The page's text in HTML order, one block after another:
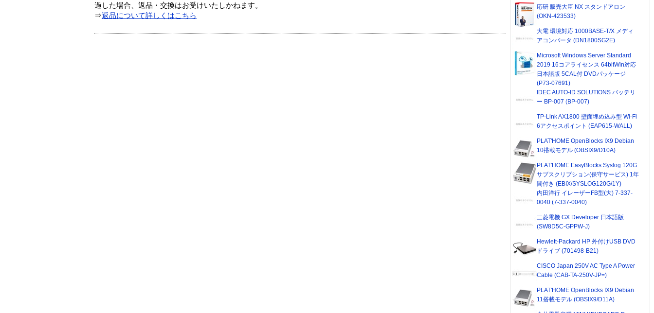
過した場合、返品・交換はお受けいたしかねます。
⇒返品について詳しくはこちら
応研 販売大臣 NX スタンドアロン
(OKN-423533)
大電 環境対応 1000BASE-T/X メディ
アコンバータ (DN1800SG2E)
Microsoft Windows Server Standard
2019 16コアライセンス 64bitWin対応
日本語版 5CAL付 DVDパッケージ
(P73-07691)
IDEC AUTO-ID SOLUTIONS バッテリ
ー BP-007 (BP-007)
TP-Link AX1800 壁面埋め込み型 Wi-Fi
6アクセスポイント (EAP615-WALL)
PLAT'HOME OpenBlocks IX9 Debian
10搭載モデル (OBSIX9/D10A)
PLAT'HOME EasyBlocks Syslog 120G
サブスクリプション(保守サービス) 1年
間付き (EBIX/SYSLOG120G/1Y)
内田洋行 イレーザーFB型(大) 7-337-
0040 (7-337-0040)
三菱電機 GX Developer 日本語版
(SW8D5C-GPPW-J)
Hewlett-Packard HP 外付けUSB DVD
ドライブ (701498-B21)
CISCO Japan 250V AC Type A Power
Cable (CAB-TA-250V-JP=)
PLAT'HOME OpenBlocks IX9 Debian
11搭載モデル (OBSIX9/D11A)